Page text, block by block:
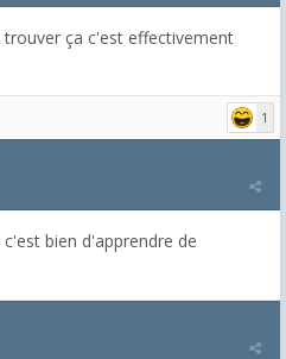
ça c'est effectivement
1
c'est bien d'apprendre de